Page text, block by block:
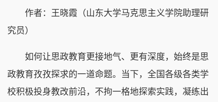
作者：王晓霞（山东大学马克思主义学院助理研
究员）
如何让思政教育更接地气、更有深度，始终是思
政教育孜孜探求的一道命题。当下，全国各级各类学
校积极投身教改前沿，不拘一格地探索实践，凝练出